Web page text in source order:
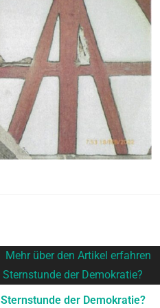
Sternstunde der Demokratie?